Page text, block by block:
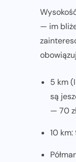
— im
5 km
są
— 70
10